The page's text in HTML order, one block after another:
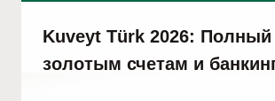
Kuveyt Türk 2026: Полный
золотым счетам и